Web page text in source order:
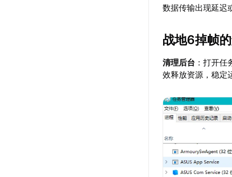
数据传输出现延迟
战地6掉帧
清理后台 ：打开
效释放资源，稳定